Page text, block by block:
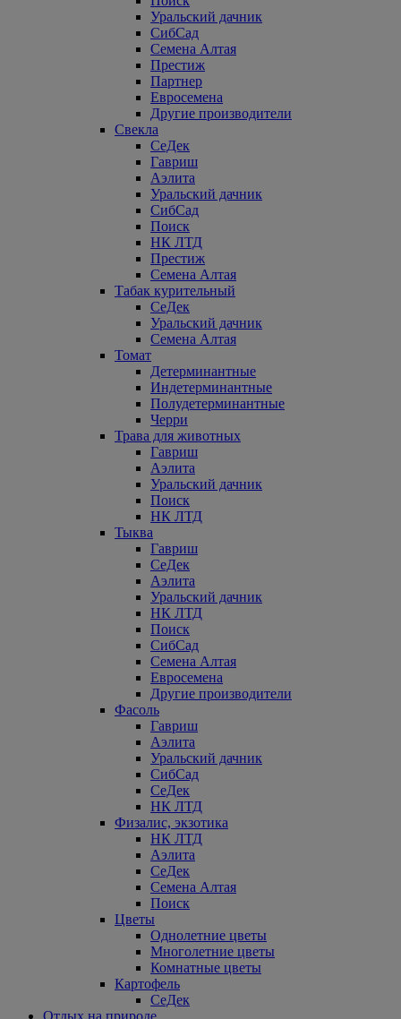
Уральский дачник
СибСад
Семена Алтая
Престиж
Партнер
Евросемена
Другие производители
Свекла
СеДек
Гавриш
Аэлита
Уральский дачник
СибСад
Поиск
НК ЛТД
Престиж
Семена Алтая
Табак курительный
СеДек
Уральский дачник
Семена Алтая
Томат
Детерминантные
Индетерминантные
Полудетерминантные
Черри
Трава для животных
Гавриш
Аэлита
Уральский дачник
Поиск
НК ЛТД
Тыква
Гавриш
СеДек
Аэлита
Уральский дачник
НК ЛТД
Поиск
СибСад
Семена Алтая
Евросемена
Другие производители
Фасоль
Гавриш
Аэлита
Уральский дачник
СибСад
СеДек
НК ЛТД
Физалис, экзотика
НК ЛТД
Аэлита
СеДек
Семена Алтая
Поиск
Цветы
Однолетние цветы
Многолетние цветы
Комнатные цветы
Картофель
СеДек
Отдых на природе